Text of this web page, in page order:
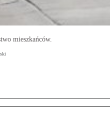
mieszkańców.